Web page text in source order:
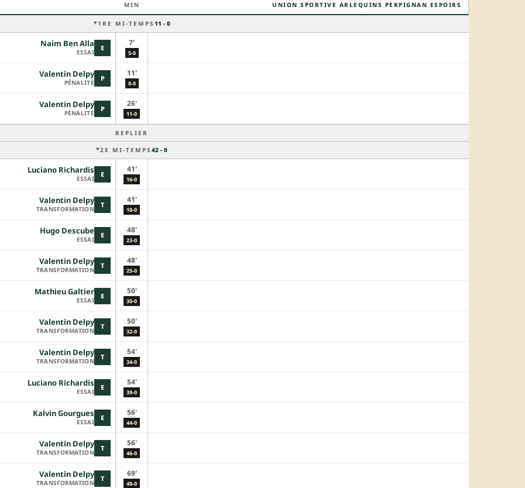
MIN UNION SPORTIVE ARLEQUINS PERPIGNAN ESPOIRS
1RE MI-TEMPS 11 - 0
E
Naim Ben Alla
ESSAI
7'
5-0
P
Valentin Delpy
PÉNALITÉ
11'
8-0
P
Valentin Delpy
PÉNALITÉ
26'
11-0
REPLIER
2E MI-TEMPS 42 - 0
E
Luciano Richardis
ESSAI
41'
16-0
T
Valentin Delpy
TRANSFORMATION
41'
18-0
E
Hugo Descube
ESSAI
48'
23-0
T
Valentin Delpy
TRANSFORMATION
48'
25-0
E
Mathieu Galtier
ESSAI
50'
30-0
T
Valentin Delpy
TRANSFORMATION
50'
32-0
T
Valentin Delpy
TRANSFORMATION
54'
34-0
E
Luciano Richardis
ESSAI
54'
39-0
E
Kalvin Gourgues
ESSAI
56'
44-0
T
Valentin Delpy
TRANSFORMATION
56'
46-0
T
Valentin Delpy
TRANSFORMATION
69'
48-0